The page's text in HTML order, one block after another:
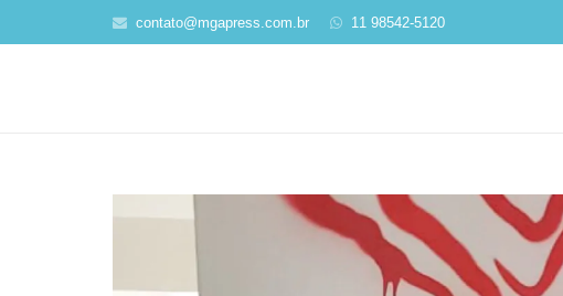
contato@mgapress.com.br 11 98542-5120